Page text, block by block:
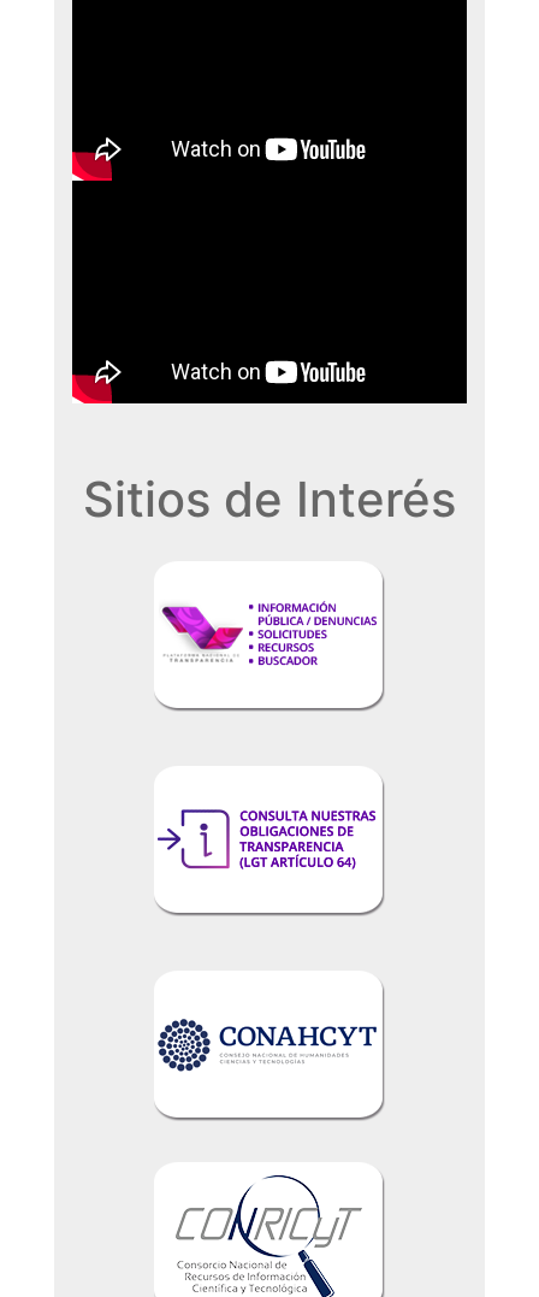
Sitios de Interés